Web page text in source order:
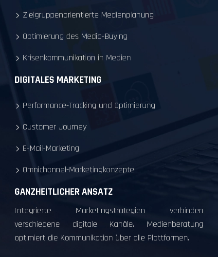
Zielgruppenorientierte Medienplanung
Optimierung des Media-Buying
Krisenkommunikation in Medien
DIGITALES MARKETING
Performance-Tracking und Optimierung
Customer Journey
E-Mail-Marketing
Omnichannel-Marketingkonzepte
GANZHEITLICHER ANSATZ
Integrierte Marketingstrategien verbinden
verschiedene digitale Kanäle. Medienberatung
optimiert die Kommunikation über alle Plattformen.